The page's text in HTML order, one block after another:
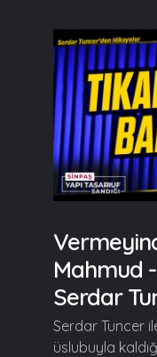
Mahmud
Serdar
Serdar Tuncer
üslubuyla